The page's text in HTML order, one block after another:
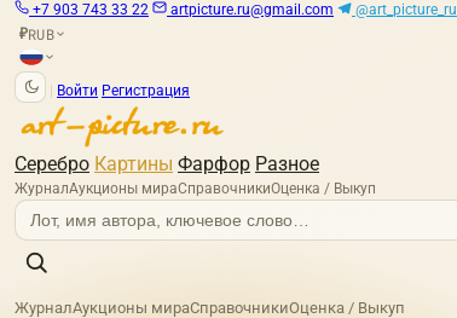
+7 903 743 33 22 artpicture.ru@gmail.com @art_picture_ru
₽RUB
Войти Регистрация
Серебро Картины Фарфор Разное
ЖурналАукционы мираСправочникиОценка / Выкуп
ЖурналАукционы мираСправочникиОценка / Выкуп